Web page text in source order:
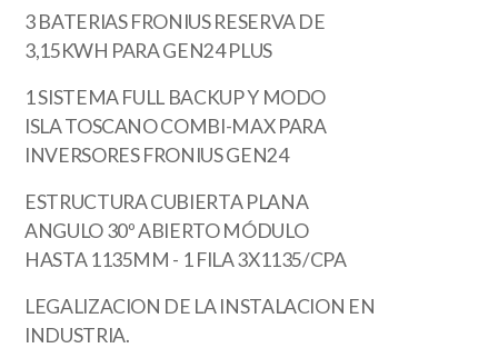
3 BATERIAS FRONIUS RESERVA DE
3,15KWH PARA GEN24 PLUS
1 SISTEMA FULL BACKUP Y MODO
ISLA TOSCANO COMBI-MAX PARA
INVERSORES FRONIUS GEN24
ESTRUCTURA CUBIERTA PLANA
ANGULO 30º ABIERTO MÓDULO
HASTA 1135MM - 1 FILA 3X1135/CPA
LEGALIZACION DE LA INSTALACION EN
INDUSTRIA.